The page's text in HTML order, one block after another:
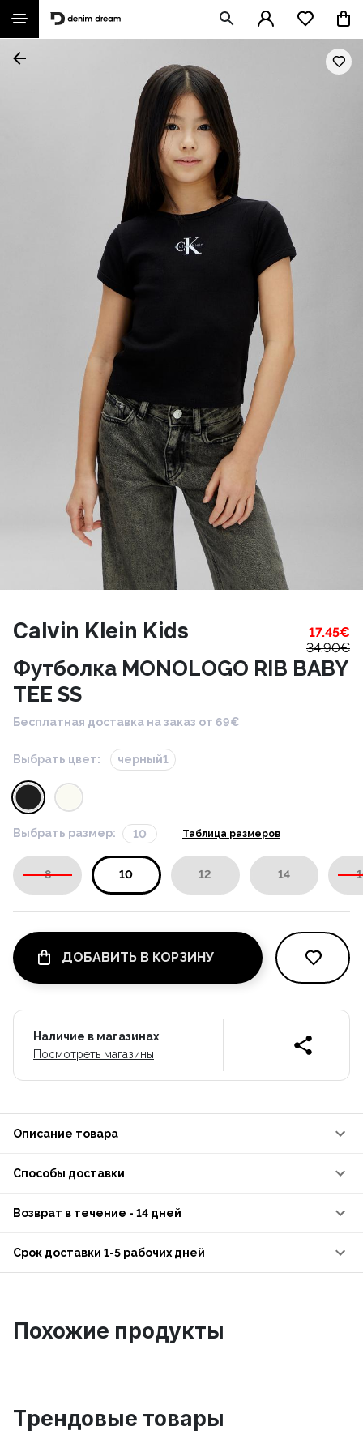
Calvin Klein Kids 17.45€
34.90€
Футболка MONOLOGO RIB BABY
TEE SS
Бесплатная доставка на заказ от 69€
Выбрать цвет: черный1
Выбрать размер: 10 Таблица размеров
8 10 12 14
ДОБАВИТЬ В КОРЗИНУ
Наличие в магазинах
Посмотреть магазины
Описание товара
Способы доставки
Возврат в течение - 14 дней
Срок доставки 1-5 рабочих дней
Похожие продукты
Tрендовые товары